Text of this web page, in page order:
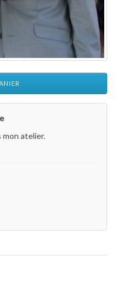
mon atelier.